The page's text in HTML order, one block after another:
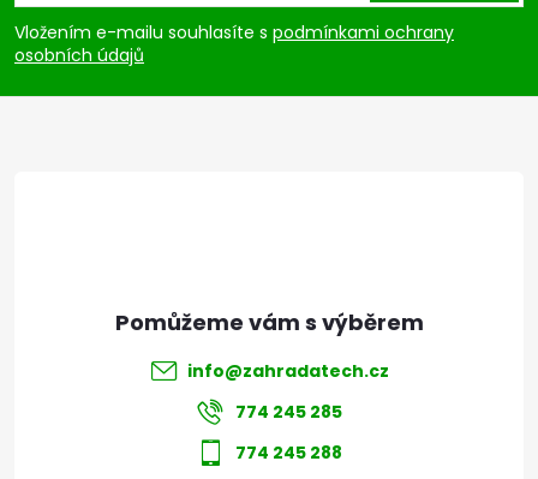
p
a
Vložením e-mailu souhlasíte s podmínkami ochrany
osobních údajů
info@zahradatech.cz
774 245 285
774 245 288